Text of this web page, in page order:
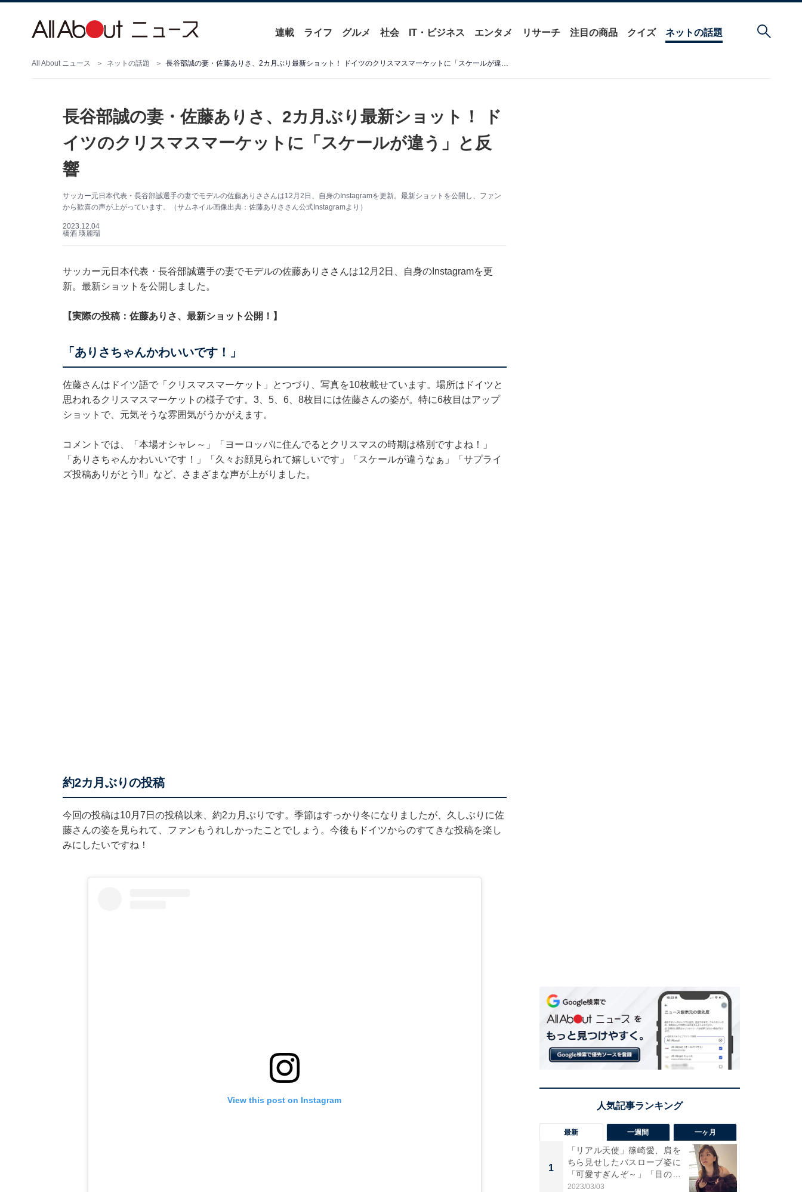
連載 ライフ グルメ 社会 IT・ビジネス エンタメ リサーチ 注目の商品 クイズ ネットの話題
All About ニュース ネットの話題 長谷部誠の妻・佐藤ありさ、2カ月ぶり最新ショット！ ドイツのクリスマスマーケットに「スケールが違う」と反響
長谷部誠の妻・佐藤ありさ、2カ月ぶり最新ショット！ ド
イツのクリスマスマーケットに「スケールが違う」と反
響
サッカー元日本代表・長谷部誠選手の妻でモデルの佐藤ありささんは12月2日、自身のInstagramを更新。最新ショットを公開し、ファン
から歓喜の声が上がっています。（サムネイル画像出典：佐藤ありささん公式Instagramより）
2023.12.04
橋酒 瑛麗瑠
サッカー元日本代表・長谷部誠選手の妻でモデルの佐藤ありささんは12月2日、自身のInstagramを更
新。最新ショットを公開しました。
【実際の投稿：佐藤ありさ、最新ショット公開！】
「ありさちゃんかわいいです！」
佐藤さんはドイツ語で「クリスマスマーケット」とつづり、写真を10枚載せています。場所はドイツと
思われるクリスマスマーケットの様子です。3、5、6、8枚目には佐藤さんの姿が。特に6枚目はアップ
ショットで、元気そうな雰囲気がうかがえます。
コメントでは、「本場オシャレ～」「ヨーロッパに住んでるとクリスマスの時期は格別ですよね！」
「ありさちゃんかわいいです！」「久々お顔見られて嬉しいです」「スケールが違うなぁ」「サプライ
ズ投稿ありがとう!!」など、さまざまな声が上がりました。
約2カ月ぶりの投稿
今回の投稿は10月7日の投稿以来、約2カ月ぶりです。季節はすっかり冬になりましたが、久しぶりに佐
藤さんの姿を見られて、ファンもうれしかったことでしょう。今後もドイツからのすてきな投稿を楽し
みにしたいですね！
View this post on Instagram
最新 一週間 一ヶ月
1
「リアル天使」篠崎愛、肩を
ちら見せしたバスローブ姿に
「可愛すぎんぞ～」「目の表
情...
2023/03/03